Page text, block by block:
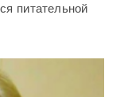
питательной